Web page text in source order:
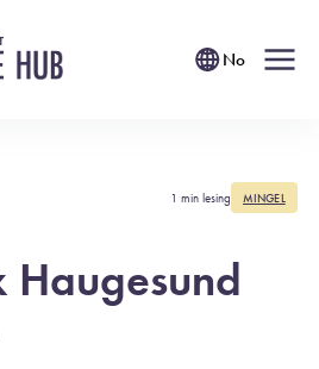
No
1 min lesing MINGEL
Haugesund